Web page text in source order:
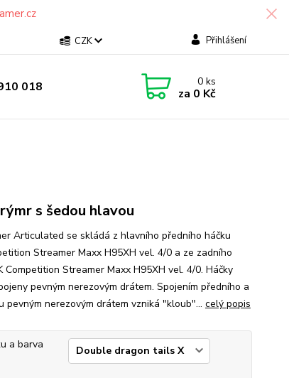
CZK Přihlášení
018 0ks
za 0 Kč
s šedou hlavou
Articulated se skládá z hlavního předního háčku
Streamer Maxx H95XH vel. 4/0 a ze zadního
Competition Streamer Maxx H95XH vel. 4/0. Háčky
pevným nerezovým drátem. Spojením předního a
pevným nerezovým drátem vzniká "kloub"... celý popis
a barva